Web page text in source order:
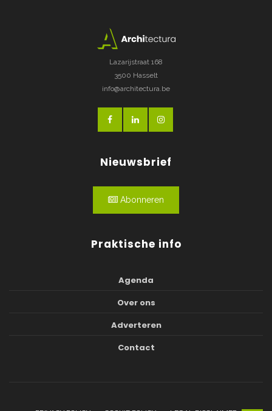
Lazarijstraat 168
3500 Hasselt
info@architectura.be
Nieuwsbrief
Abonneren
Praktische info
Agenda
Over ons
Adverteren
Contact